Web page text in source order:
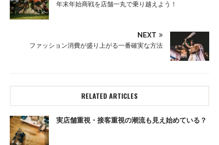
年末年始商戦を店舗一丸で乗り越えよう！
NEXT
ファッション消費が盛り上がる一番確実な方法
RELATED ARTICLES
実店舗重視・接客重視の潮流も見え始めている？